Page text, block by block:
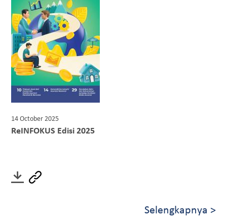
14 October 2025
ReINFOKUS Edisi 2025
Selengkapnya >